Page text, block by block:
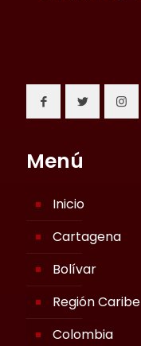
Menú
Inicio
Cartagena
Bolívar
Región Caribe
Colombia